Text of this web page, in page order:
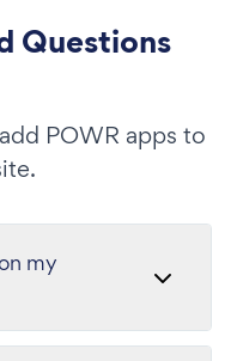
Questions
POWR apps to
my